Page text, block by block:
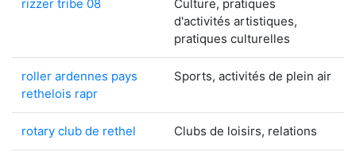
rizzer tribe 08
Culture, pratiques
d'activités artistiques,
pratiques culturelles
roller ardennes pays
rethelois rapr
Sports, activités de plein air
rotary club de rethel Clubs de loisirs, relations